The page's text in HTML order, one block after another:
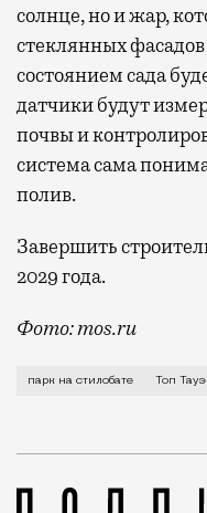
солнце, но и жар,
стеклянных
состоянием сада
датчики будут
почвы и
система сама
полив.
Завершить
2029 года.
Фото: mos.ru
В «Сити» скоро
парк на стилобате Топ